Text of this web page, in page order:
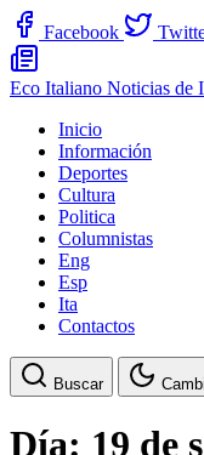
Facebook
Eco Italiano Noticias de
Inicio
Información
Deportes
Cultura
Politica
Columnistas
Eng
Esp
Ita
Contactos
Buscar
Día: 19 de